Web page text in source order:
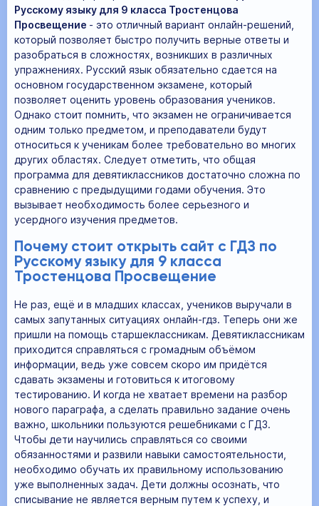
Русскому языку для 9 класса Тростенцова
Просвещение - это отличный вариант онлайн-решений,
который позволяет быстро получить верные ответы и
разобраться в сложностях, возникших в различных
упражнениях. Русский язык обязательно сдается на
основном государственном экзамене, который
позволяет оценить уровень образования учеников.
Однако стоит помнить, что экзамен не ограничивается
одним только предметом, и преподаватели будут
относиться к ученикам более требовательно во многих
других областях. Следует отметить, что общая
программа для девятиклассников достаточно сложна по
сравнению с предыдущими годами обучения. Это
вызывает необходимость более серьезного и
усердного изучения предметов.
Почему стоит открыть сайт с ГДЗ по
Русскому языку для 9 класса
Тростенцова Просвещение
Не раз, ещё и в младших классах, учеников выручали в
самых запутанных ситуациях онлайн-гдз. Теперь они же
пришли на помощь старшеклассникам. Девятиклассникам
приходится справляться с громадным объёмом
информации, ведь уже совсем скоро им придётся
сдавать экзамены и готовиться к итоговому
тестированию. И когда не хватает времени на разбор
нового параграфа, а сделать правильно задание очень
важно, школьники пользуются решебниками с ГДЗ.
Чтобы дети научились справляться со своими
обязанностями и развили навыки самостоятельности,
необходимо обучать их правильному использованию
уже выполненных задач. Дети должны осознать, что
списывание не является верным путем к успеху, и